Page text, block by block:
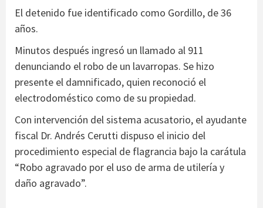
El detenido fue identificado como Gordillo, de 36
años.
Minutos después ingresó un llamado al 911
denunciando el robo de un lavarropas. Se hizo
presente el damnificado, quien reconoció el
electrodoméstico como de su propiedad.
Con intervención del sistema acusatorio, el ayudante
fiscal Dr. Andrés Cerutti dispuso el inicio del
procedimiento especial de flagrancia bajo la carátula
“Robo agravado por el uso de arma de utilería y
daño agravado”.